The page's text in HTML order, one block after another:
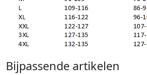
Bijpassende artikelen